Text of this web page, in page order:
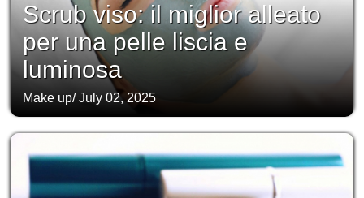
Scrub viso: il miglior alleato
per una pelle liscia e
luminosa
Make up/July 02, 2025